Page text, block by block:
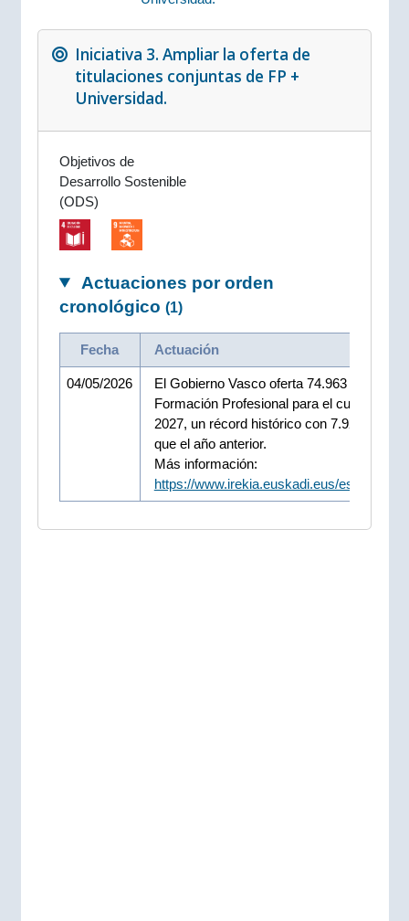
Iniciativa 3. Ampliar la oferta de
titulaciones conjuntas de FP +
Universidad.
Objetivos de
Desarrollo Sostenible
(ODS)
Actuaciones por orden
cronológico (1)
Fecha Actuación
04/05/2026
El Gobierno Vasco oferta 74.963 plazas de
Formación Profesional para el curso 2026-
2027, un récord histórico con 7.920
que el año anterior.
Más información:
https://www.irekia.euskadi.eus/es/news/